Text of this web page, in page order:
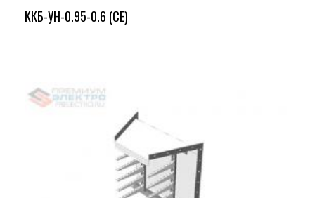
ККБ-УН-0.95-0.6 (СЕ)